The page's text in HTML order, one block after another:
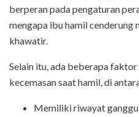
berperan pada pengaturan
mengapa ibu hamil cenderung
khawatir.
Selain itu, ada beberapa
kecemasan saat hamil, di
Memiliki riwayat